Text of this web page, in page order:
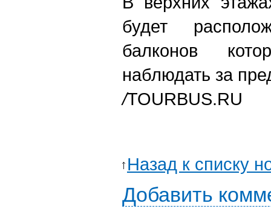
будет
балконов
наблюдать за
/TOURBUS.RU
Назад к списку
Добавить